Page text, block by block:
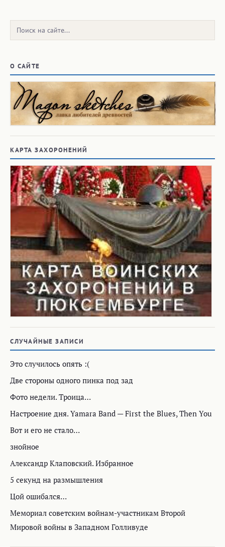
Поиск:
О САЙТЕ
КАРТА ЗАХОРОНЕНИЙ
СЛУЧАЙНЫЕ ЗАПИСИ
Это случилось опять :(
Две стороны одного пинка под зад
Фото недели. Троица…
Настроение дня. Yamara Band — First the Blues, Then You
Вот и его не стало…
знойное
Александр Клаповский. Избранное
5 секунд на размышления
Цой ошибался…
Мемориал советским войнам-участникам Второй
Мировой войны в Западном Голливуде